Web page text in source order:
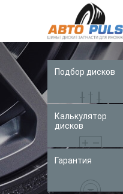
Автошины
Колесные
Запчасти
Услуги
Доставка и
Контакты
Подбор дисков
Калькулятор
дисков
Гарантия